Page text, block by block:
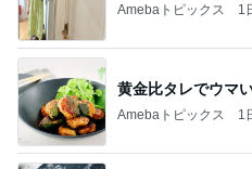
Amebaトピックス 1
黄金比タレでウマ
Amebaトピックス 1